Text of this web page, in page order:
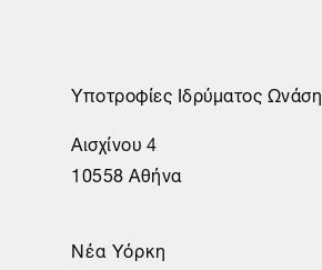
Υποτροφίες Ιδρύματος Ωνάση
Αισχίνου 4
10558 Αθήνα
Νέα Υόρκη